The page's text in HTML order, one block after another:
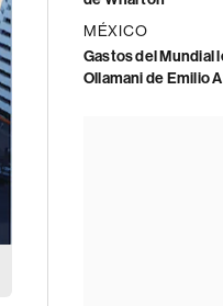
MÉXICO
Gastos del Mundial
Ollamani de Emilio